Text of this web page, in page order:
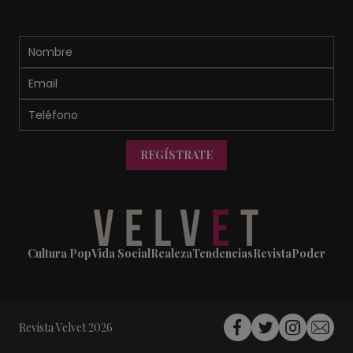
REGÍSTRATE
Cultura PopVida SocialRealezaTendenciasRevistaPoder
Revista Velvet 2026